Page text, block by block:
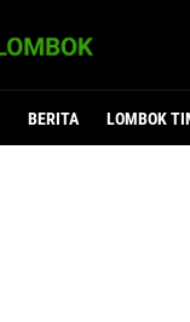
BERITA LOMBOK